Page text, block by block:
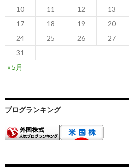
10
11 12 13
17
18 19 20
24
25 26 27
31
« 5月
ブログランキング